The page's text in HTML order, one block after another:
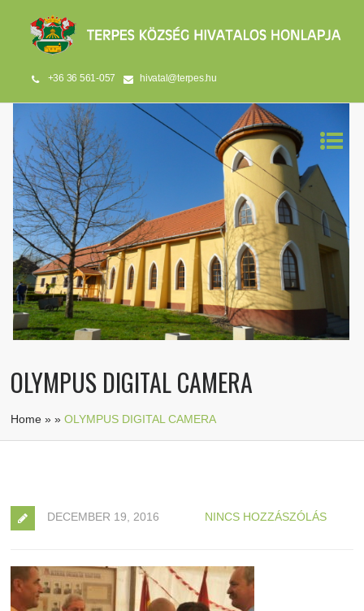
+36 36 561-057 hivatal@terpes.hu
OLYMPUS DIGITAL CAMERA
Home »»OLYMPUS DIGITAL CAMERA
DECEMBER 19, 2016 NINCS HOZZÁSZÓLÁS